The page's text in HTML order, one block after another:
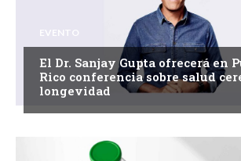
EVENTO
El Dr. Sanjay Gupta ofrecerá en
Rico conferencia sobre salud
longevidad